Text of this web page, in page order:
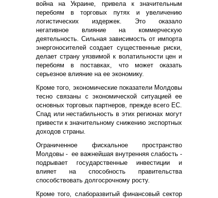
война на Украине, привела к значительным
перебоям в торговых путях и увеличению
логистических издержек. Это оказало
негативное влияние на коммерческую
деятельность. Сильная зависимость от импорта
энергоносителей создает существенные риски,
делает страну уязвимой к волатильности цен и
перебоям в поставках, что может оказать
серьезное влияние на ее экономику.
Кроме того, экономические показатели Молдовы
тесно связаны с экономической ситуацией ее
основных торговых партнеров, прежде всего ЕС.
Спад или нестабильность в этих регионах могут
привести к значительному снижению экспортных
доходов страны.
Ограниченное фискальное пространство
Молдовы - ее важнейшая внутренняя слабость -
подрывает государственные инвестиции и
влияет на способность правительства
способствовать долгосрочному росту.
Кроме того, слаборазвитый финансовый сектор